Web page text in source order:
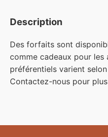
Description
Des forfaits sont
comme cadeaux pour les
préférentiels varient
Contactez-nous pour